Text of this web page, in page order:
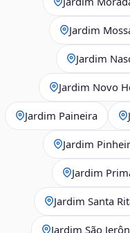
Jardim
Jardim
Jardim Novo
Jardim Paineira
Jardim
Jardim
Jardim Santa
Jardim São